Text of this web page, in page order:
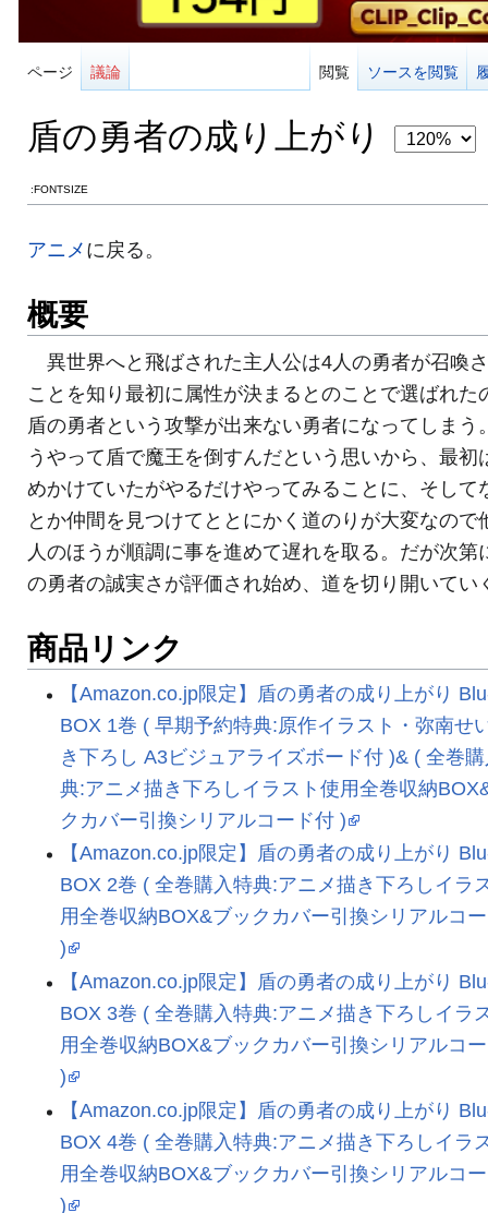
ページ 議論 閲覧 ソースを閲覧
盾の勇者の成り上がり
:FONTSIZE
アニメに戻る。
概要
異世界へと飛ばされた主人公は4人の勇者が召喚
ことを知り最初に属性が決まるとのことで選ばれた
盾の勇者という攻撃が出来ない勇者になってしまう
うやって盾で魔王を倒すんだという思いから、最初
めかけていたがやるだけやってみることに、そして
とか仲間を見つけてととにかく道のりが大変なので
人のほうが順調に事を進めて遅れを取る。だが次第
の勇者の誠実さが評価され始め、道を切り開いてい
商品リンク
【Amazon.co.jp限定】盾の勇者の成り上がり
BOX 1巻 ( 早期予約特典:原作イラスト・弥南せ
き下ろし A3ビジュアライズボード付 )& ( 全巻
典:アニメ描き下ろしイラスト使用全巻収納
クカバー引換シリアルコード付 )
【Amazon.co.jp限定】盾の勇者の成り上がり
BOX 2巻 ( 全巻購入特典:アニメ描き下ろしイラ
用全巻収納BOX&ブックカバー引換シリアルコ
)
【Amazon.co.jp限定】盾の勇者の成り上がり
BOX 3巻 ( 全巻購入特典:アニメ描き下ろしイラ
用全巻収納BOX&ブックカバー引換シリアルコ
)
【Amazon.co.jp限定】盾の勇者の成り上がり
BOX 4巻 ( 全巻購入特典:アニメ描き下ろしイラ
用全巻収納BOX&ブックカバー引換シリアルコ
)